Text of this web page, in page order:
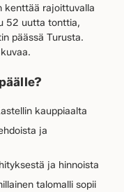
kenttää rajoittuvalla
52 uutta tonttia,
päässä Turusta.
kauppiaalta
ja
ja hinnoista
talomalli sopii